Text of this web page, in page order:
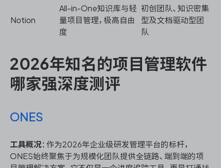
Notion
All-in-One知识库与轻
量项目管理，极高自由
度
初创团队、知识密集
型及文档驱动型团
队
2026年知名的项目管理软件
哪家强深度测评
ONES
工具概况：作为2026年企业级研发管理平台的标杆，
ONES始终聚焦于为规模化团队提供全链路、端到端的项